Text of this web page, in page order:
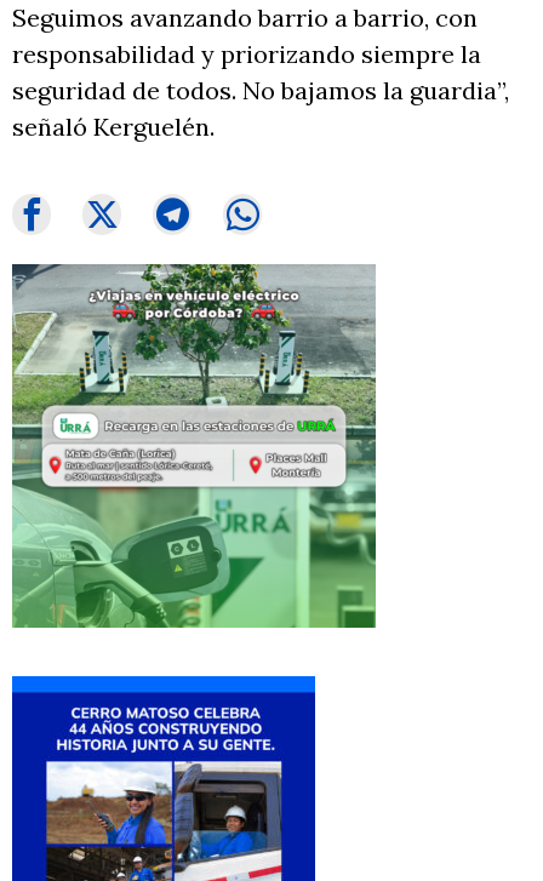
Seguimos avanzando barrio a barrio, con
responsabilidad y priorizando siempre la
seguridad de todos. No bajamos la guardia”,
señaló Kerguelén.